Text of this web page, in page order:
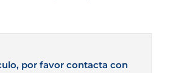
por favor contacta con